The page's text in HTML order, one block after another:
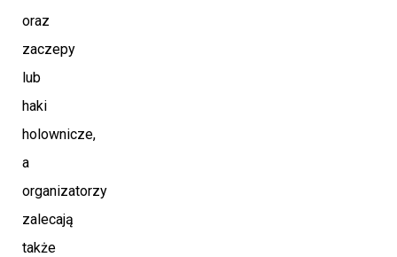
oraz
zaczepy
lub
haki
holownicze,
a
organizatorzy
zalecają
także